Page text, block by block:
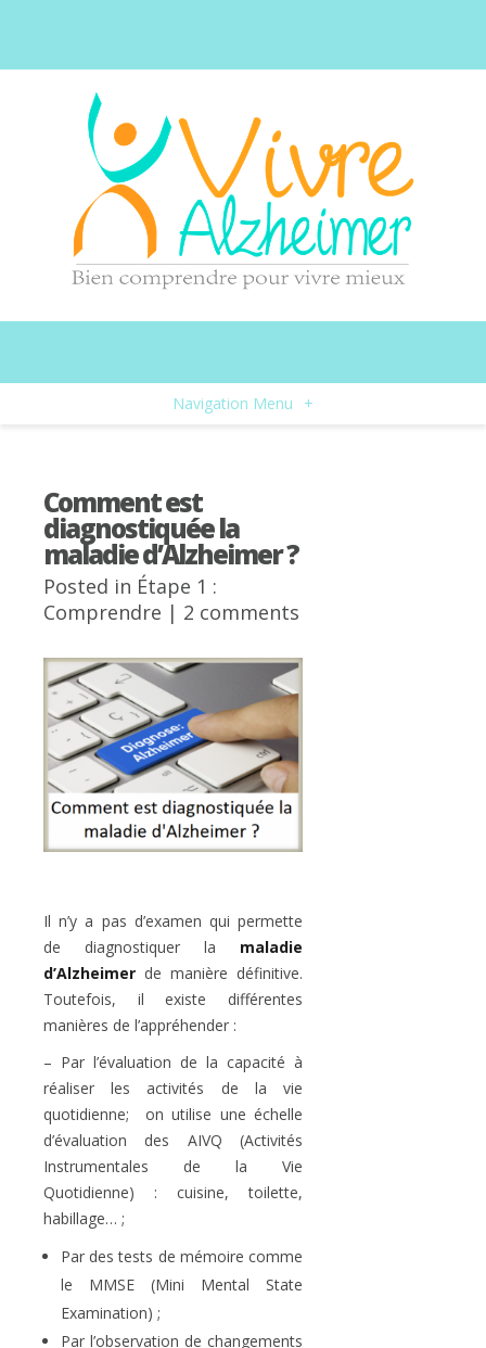
Navigation Menu +
Comment est
diagnostiquée la
maladie d’Alzheimer ?
Posted in Étape 1 :
Comprendre | 2 comments
Il n’y a pas d’examen qui permette
de diagnostiquer la maladie
d’Alzheimer de manière définitive.
Toutefois, il existe différentes
manières de l’appréhender :
– Par l’évaluation de la capacité à
réaliser les activités de la vie
quotidienne; on utilise une échelle
d’évaluation des AIVQ (Activités
Instrumentales de la Vie
Quotidienne) : cuisine, toilette,
habillage… ;
Par des tests de mémoire comme
le MMSE (Mini Mental State
Examination) ;
Par l’observation de changements